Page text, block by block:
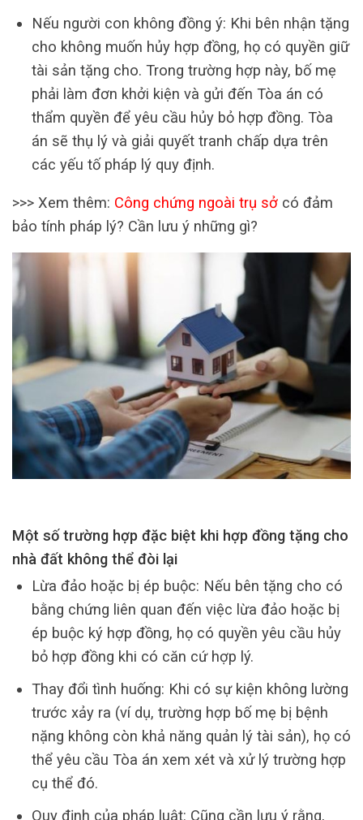
Nếu người con không đồng ý: Khi bên nhận tặng
cho không muốn hủy hợp đồng, họ có quyền giữ
tài sản tặng cho. Trong trường hợp này, bố mẹ
phải làm đơn khởi kiện và gửi đến Tòa án có
thẩm quyền để yêu cầu hủy bỏ hợp đồng. Tòa
án sẽ thụ lý và giải quyết tranh chấp dựa trên
các yếu tố pháp lý quy định.
>>> Xem thêm: Công chứng ngoài trụ sở có đảm
bảo tính pháp lý? Cần lưu ý những gì?
Một số trường hợp đặc biệt khi hợp đồng tặng cho
nhà đất không thể đòi lại
Lừa đảo hoặc bị ép buộc: Nếu bên tặng cho có
bằng chứng liên quan đến việc lừa đảo hoặc bị
ép buộc ký hợp đồng, họ có quyền yêu cầu hủy
bỏ hợp đồng khi có căn cứ hợp lý.
Thay đổi tình huống: Khi có sự kiện không lường
trước xảy ra (ví dụ, trường hợp bố mẹ bị bệnh
nặng không còn khả năng quản lý tài sản), họ có
thể yêu cầu Tòa án xem xét và xử lý trường hợp
cụ thể đó.
Quy định của pháp luật: Cũng cần lưu ý rằng,